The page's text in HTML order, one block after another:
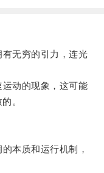
无穷的引力，连光
动的现象，这可能
。
本质和运行机制，